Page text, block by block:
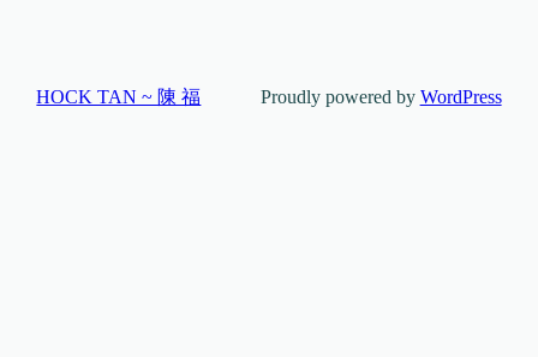
HOCK TAN ~ 陳 福 Proudly powered by WordPress